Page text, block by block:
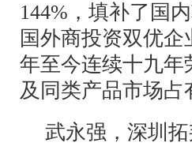
144%，填补了国
国外商投资双优
年至今连续十九年
及同类产品市场占
武永强，深圳